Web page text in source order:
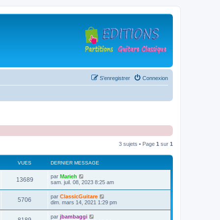
Connexion
S’enregistrer
3 sujets • Page 1 sur 1
VUES DERNIER MESSAGE
13689V
u
D
e
i
e
r
m
par Marieh
sam. juil. 08, 2023 8:25 am
5706
u
D
e
par ClassicGuitare
dim. mars 14, 2021 1:29 pm
D
par jbambaggi